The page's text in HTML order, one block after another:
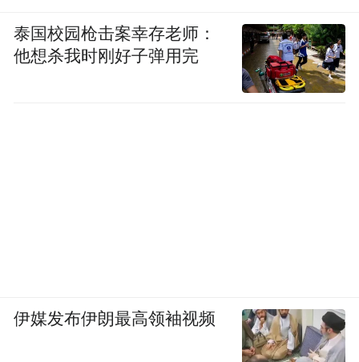
泰国校园枪击案幸存老师：
他想杀我时刚好子弹用完
伊媒发布伊朗最高领袖视频